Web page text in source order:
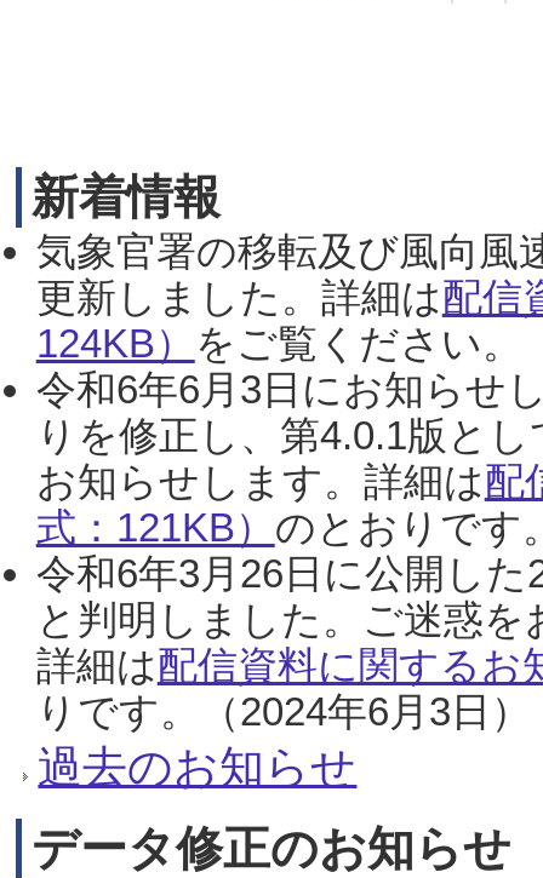
新着情報
気象官署の移転及び風向風
更新しました。詳細は配信
124KB） をご覧ください。
令和6年6月3日にお知らせ
りを修正し、第4.0.1版と
お知らせします。詳細は配
式：121KB） のとおりです
令和6年3月26日に公開し
と判明しました。ご迷惑
詳細は配信資料に関するお
りです。（2024年6月3日）
過去のお知らせ
データ修正のお知らせ